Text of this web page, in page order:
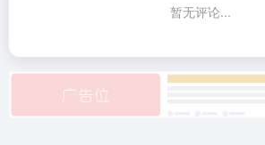
暂无评论...